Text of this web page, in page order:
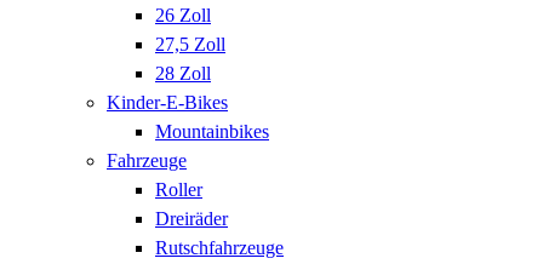
26 Zoll
27,5 Zoll
28 Zoll
Kinder-E-Bikes
Mountainbikes
Fahrzeuge
Roller
Dreiräder
Rutschfahrzeuge